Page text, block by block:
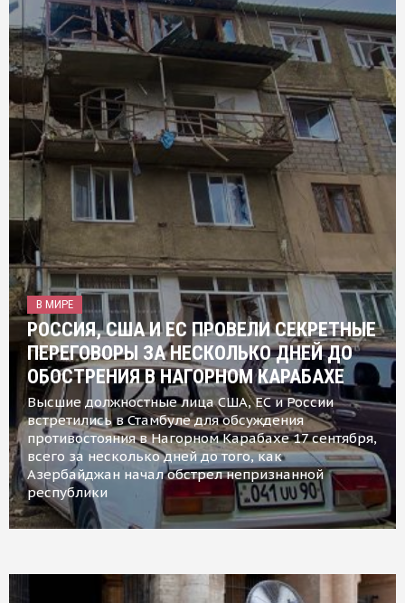
В МИРЕ
РОССИЯ, США И ЕС ПРОВЕЛИ СЕКРЕТНЫЕ
ПЕРЕГОВОРЫ ЗА НЕСКОЛЬКО ДНЕЙ ДО
ОБОСТРЕНИЯ В НАГОРНОМ КАРАБАХЕ
Высшие должностные лица США, ЕС и России
встретились в Стамбуле для обсуждения
противостояния в Нагорном Карабахе 17 сентября,
всего за несколько дней до того, как
Азербайджан начал обстрел непризнанной
республики